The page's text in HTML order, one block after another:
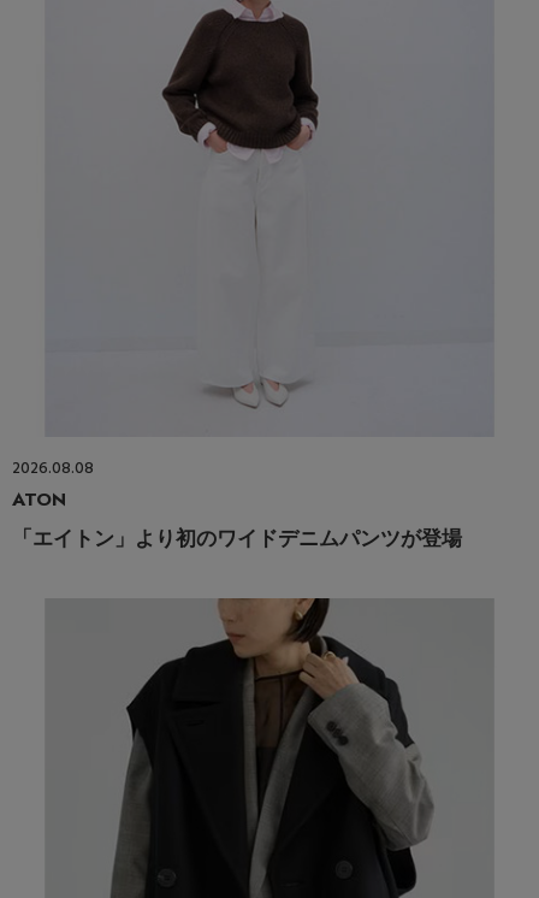
2026.08.08
ATON
「エイトン」より初のワイドデニムパンツが登場